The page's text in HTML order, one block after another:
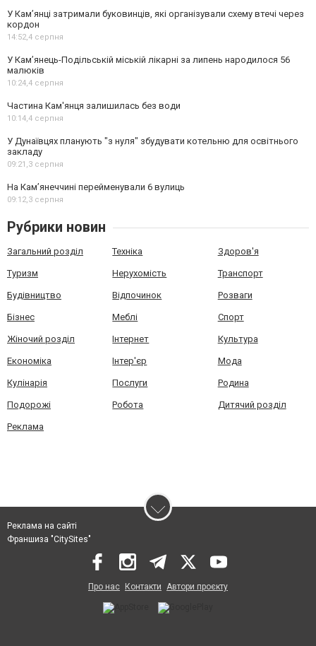
У Кам’янці затримали буковинців, які організували схему втечі через
кордон
14:52,4 серпня
У Кам’янець-Подільській міській лікарні за липень народилося 56
малюків
10:24,4 серпня
Частина Кам'янця залишилась без води
10:14,4 серпня
У Дунаївцях планують "з нуля" збудувати котельню для освітнього
закладу
09:21,3 серпня
На Камʼянеччині перейменували 6 вулиць
09:12,3 серпня
Рубрики новин
Загальний розділ Техніка Здоров'я
Туризм Нерухомість Транспорт
Будівництво Відпочинок Розваги
Бізнес Меблі Спорт
Жіночий розділ Інтернет Культура
Економіка Інтер'єр Мода
Кулінарія Послуги Родина
Подорожі Робота Дитячий розділ
Реклама
Реклама на сайті
Франшиза "CitySites"
Про нас Контакти Автори проєкту